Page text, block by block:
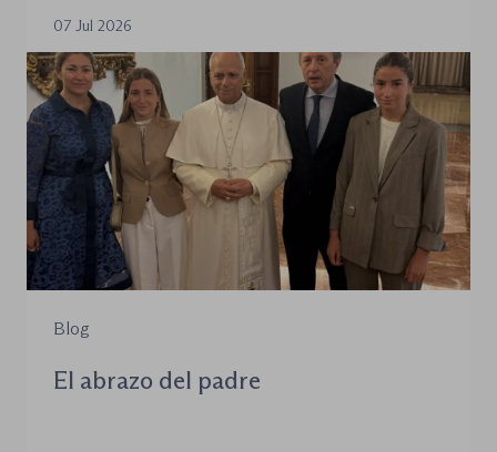
07 Jul 2026
Blog
El abrazo del padre